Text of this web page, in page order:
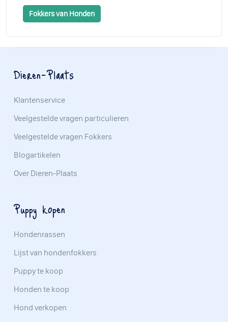
Fokkers van Honden
Dieren-Plaats
Klantenservice
Veelgestelde vragen particulieren
Veelgestelde vragen Fokkers
Blogartikelen
Over Dieren-Plaats
Puppy kopen
Hondenrassen
Lijst van hondenfokkers
Puppy te koop
Honden te koop
Hond verkopen